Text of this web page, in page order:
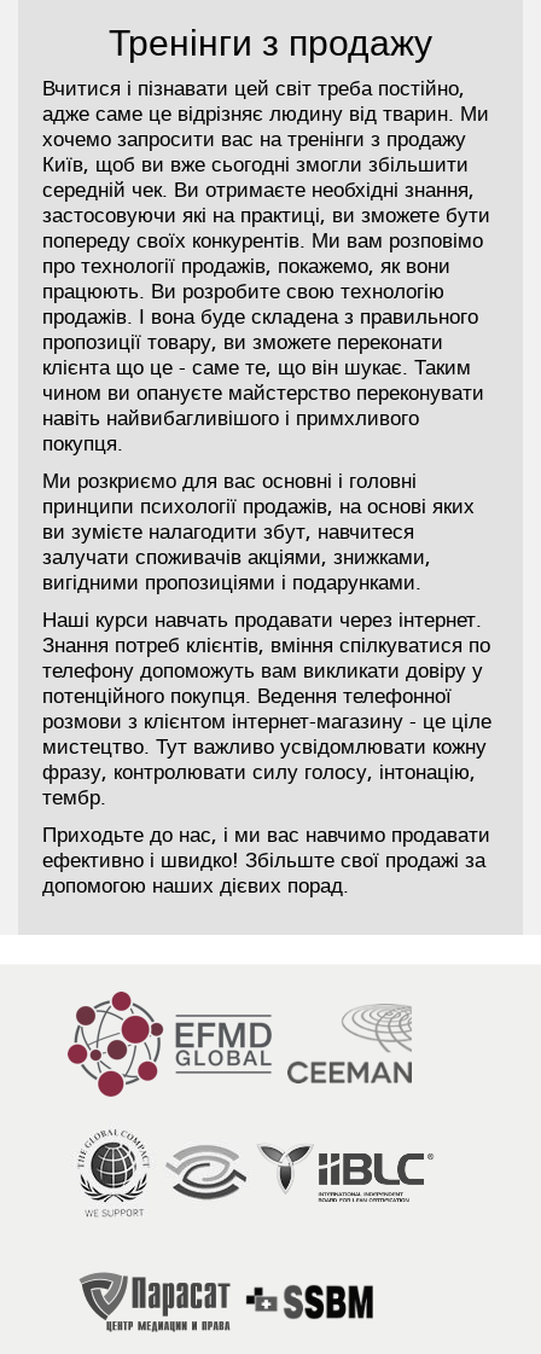
Тренінги з продажу
Вчитися і пізнавати цей світ треба постійно,
адже саме це відрізняє людину від тварин. Ми
хочемо запросити вас на тренінги з продажу
Київ, щоб ви вже сьогодні змогли збільшити
середній чек. Ви отримаєте необхідні знання,
застосовуючи які на практиці, ви зможете бути
попереду своїх конкурентів. Ми вам розповімо
про технології продажів, покажемо, як вони
працюють. Ви розробите свою технологію
продажів. І вона буде складена з правильного
пропозиції товару, ви зможете переконати
клієнта що це - саме те, що він шукає. Таким
чином ви опануєте майстерство переконувати
навіть найвибагливішого і примхливого
покупця.
Ми розкриємо для вас основні і головні
принципи психології продажів, на основі яких
ви зумієте налагодити збут, навчитеся
залучати споживачів акціями, знижками,
вигідними пропозиціями і подарунками.
Наші курси навчать продавати через інтернет.
Знання потреб клієнтів, вміння спілкуватися по
телефону допоможуть вам викликати довіру у
потенційного покупця. Ведення телефонної
розмови з клієнтом інтернет-магазину - це ціле
мистецтво. Тут важливо усвідомлювати кожну
фразу, контролювати силу голосу, інтонацію,
тембр.
Приходьте до нас, і ми вас навчимо продавати
ефективно і швидко! Збільште свої продажі за
допомогою наших дієвих порад.